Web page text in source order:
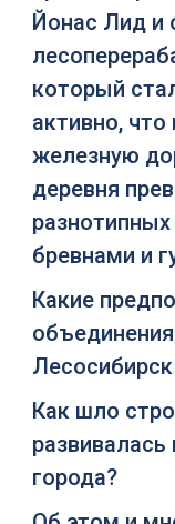
Йонас Лид и
который
активно,
железную
деревня
бревнами и
Какие
Как шло
города?